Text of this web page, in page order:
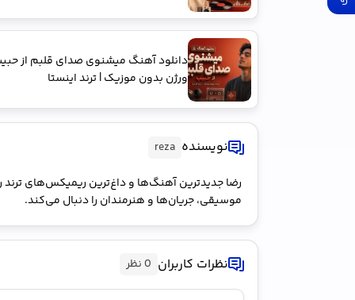
دانلود آهنگ میشنوی صدای قلبم از
ورژن بدون موزیک | ترند اینستا
نویسنده reza
رضا جدیدترین آهنگ‌ها و داغ‌ترین ریمیکس‌های ترند
موسیقی، جریان‌ها و هنرمندان را دنبال می‌کند.
نظرات کاربران 0 نظر